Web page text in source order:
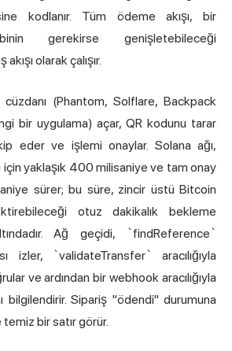
kodlanır. Tüm ödeme akışı, bir
gerekirse genişletebileceği
olarak çalışır.
(Phantom, Solflare, Backpack
bir uygulama) açar, QR kodunu tarar
eder ve işlemi onaylar. Solana ağı,
için yaklaşık 400 milisaniye ve tam onay
sürer; bu süre, zincir üstü Bitcoin
otuz dakikalık bekleme
Ağ geçidi, `findReference`
izler, `validateTransfer` aracılığıyla
ve ardından bir webhook aracılığıyla
bilgilendirir. Sipariş "ödendi" durumuna
bir satır görür.